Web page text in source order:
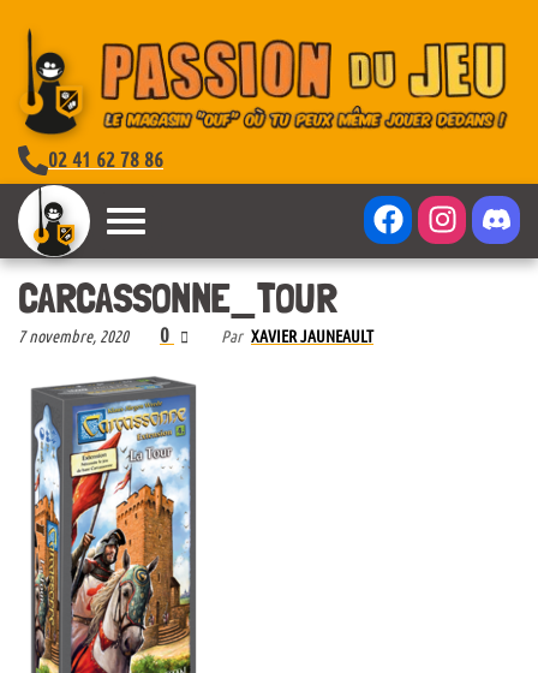
02 41 62 78 86
CARCASSONNE_TOUR
7 novembre, 2020 0 Par XAVIER JAUNEAULT